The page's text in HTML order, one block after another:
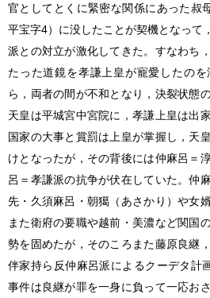
官としてとくに緊密な関係にあった叔
平宝字4）に没したことが契機となって
派との対立が激化してきた。すなわち
たった道鏡を孝謙上皇が寵愛したの
ら，両者の間が不和となり，決裂状態
天皇は平城宮中宮院に，孝謙上皇は出
国家の大事と賞罰は上皇が掌握し，天
けとなったが，その背後には仲麻呂＝
呂＝孝謙派の抗争が伏在していた。仲
先・久須麻呂・朝獦（あさかり）や女
また衛府の要職や越前・美濃など関国
勢を固めたが，そのころまた藤原良継
伴家持ら反仲麻呂派によるクーデタ計
事件は良継が罪を一身に負って一応お